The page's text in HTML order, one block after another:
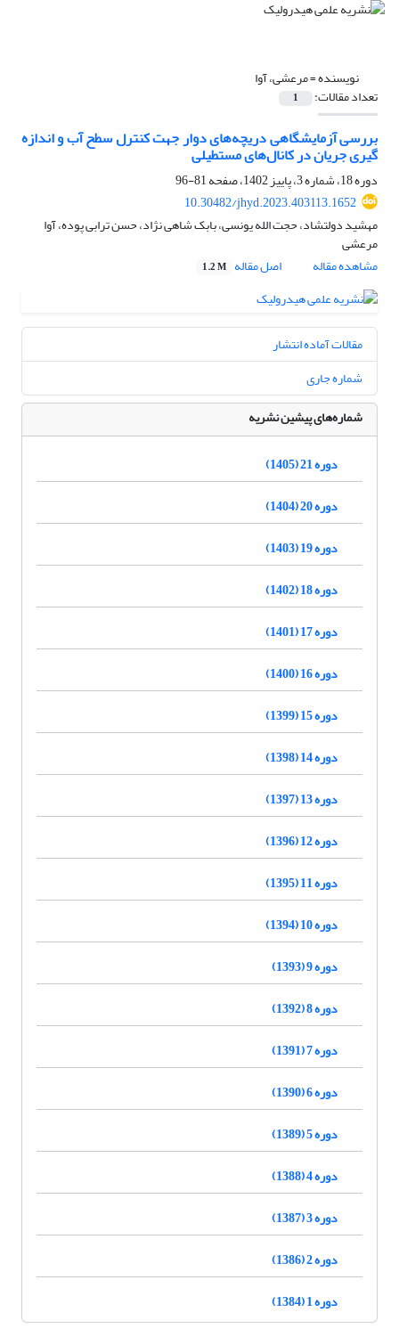
نویسنده =مرعشی، آوا
تعداد مقالات: 1
بررسی آزمایشگاهی دریچه‌های دوار جهت کنترل سطح آب و اندازه
گیری جریان در کانال‌های مستطیلی
دوره 18، شماره 3، پاییز 1402، صفحه
81-96
10.30482/jhyd.2023.403113.1652
مهشید دولتشاد، حجت الله یونسی، بابک شاهی نژاد، حسن ترابی پوده، آوا
مرعشی
مشاهده مقاله
اصل مقاله 1.2 M
مقالات آماده انتشار
شماره جاری
شماره‌های پیشین نشریه
دوره 21 (1405)
دوره 20 (1404)
دوره 19 (1403)
دوره 18 (1402)
دوره 17 (1401)
دوره 16 (1400)
دوره 15 (1399)
دوره 14 (1398)
دوره 13 (1397)
دوره 12 (1396)
دوره 11 (1395)
دوره 10 (1394)
دوره 9 (1393)
دوره 8 (1392)
دوره 7 (1391)
دوره 6 (1390)
دوره 5 (1389)
دوره 4 (1388)
دوره 3 (1387)
دوره 2 (1386)
دوره 1 (1384)